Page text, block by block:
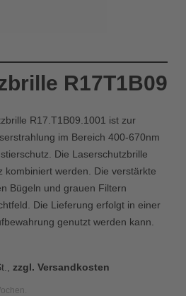
R17T1B09
R17.T1B09.1001 ist zur
im Bereich 400-670nm
Die Laserschutzbrille
kombiniert werden. Die verstärkte
Bügeln und grauen Filtern
Die Lieferung erfolgt in einer
genutzt werden kann.
zzgl. Versandkosten